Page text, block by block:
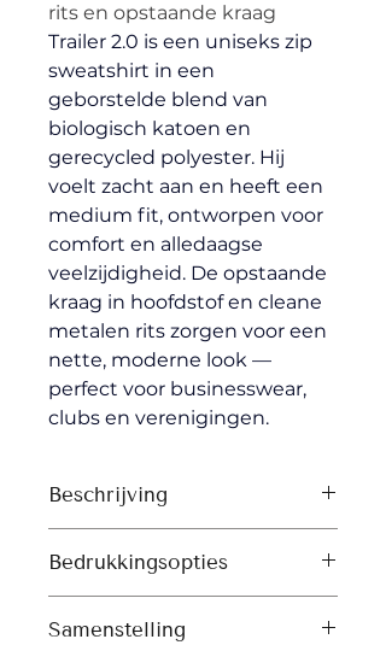
rits en opstaande kraag
Trailer 2.0 is een uniseks zip
sweatshirt in een
geborstelde blend van
biologisch katoen en
gerecycled polyester. Hij
voelt zacht aan en heeft een
medium fit, ontworpen voor
comfort en alledaagse
veelzijdigheid. De opstaande
kraag in hoofdstof en cleane
metalen rits zorgen voor een
nette, moderne look —
perfect voor businesswear,
clubs en verenigingen.
Beschrijving
stof
Nektape van visgraatband
Halve maan van eigen stof in
Bedrukkingsopties
Digitale transfers (DTF)
Samenstelling